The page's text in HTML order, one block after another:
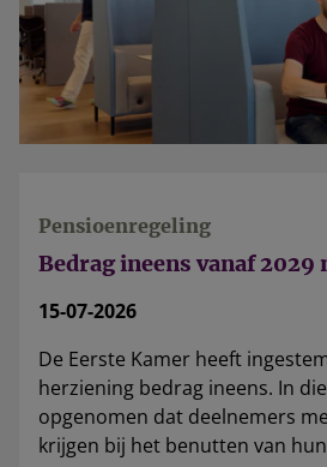
Bedrag ineens vanaf
Pensioenregeling
15-07-2026
De Eerste Kamer heeft
herziening bedrag ineens. In
opgenomen dat deelnemers
krijgen bij het benutten van